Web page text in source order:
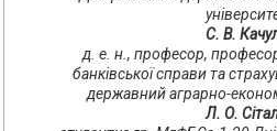
С. В.
д. е. н., професор,
банківської справи та
державний аграрно-
Л. О.